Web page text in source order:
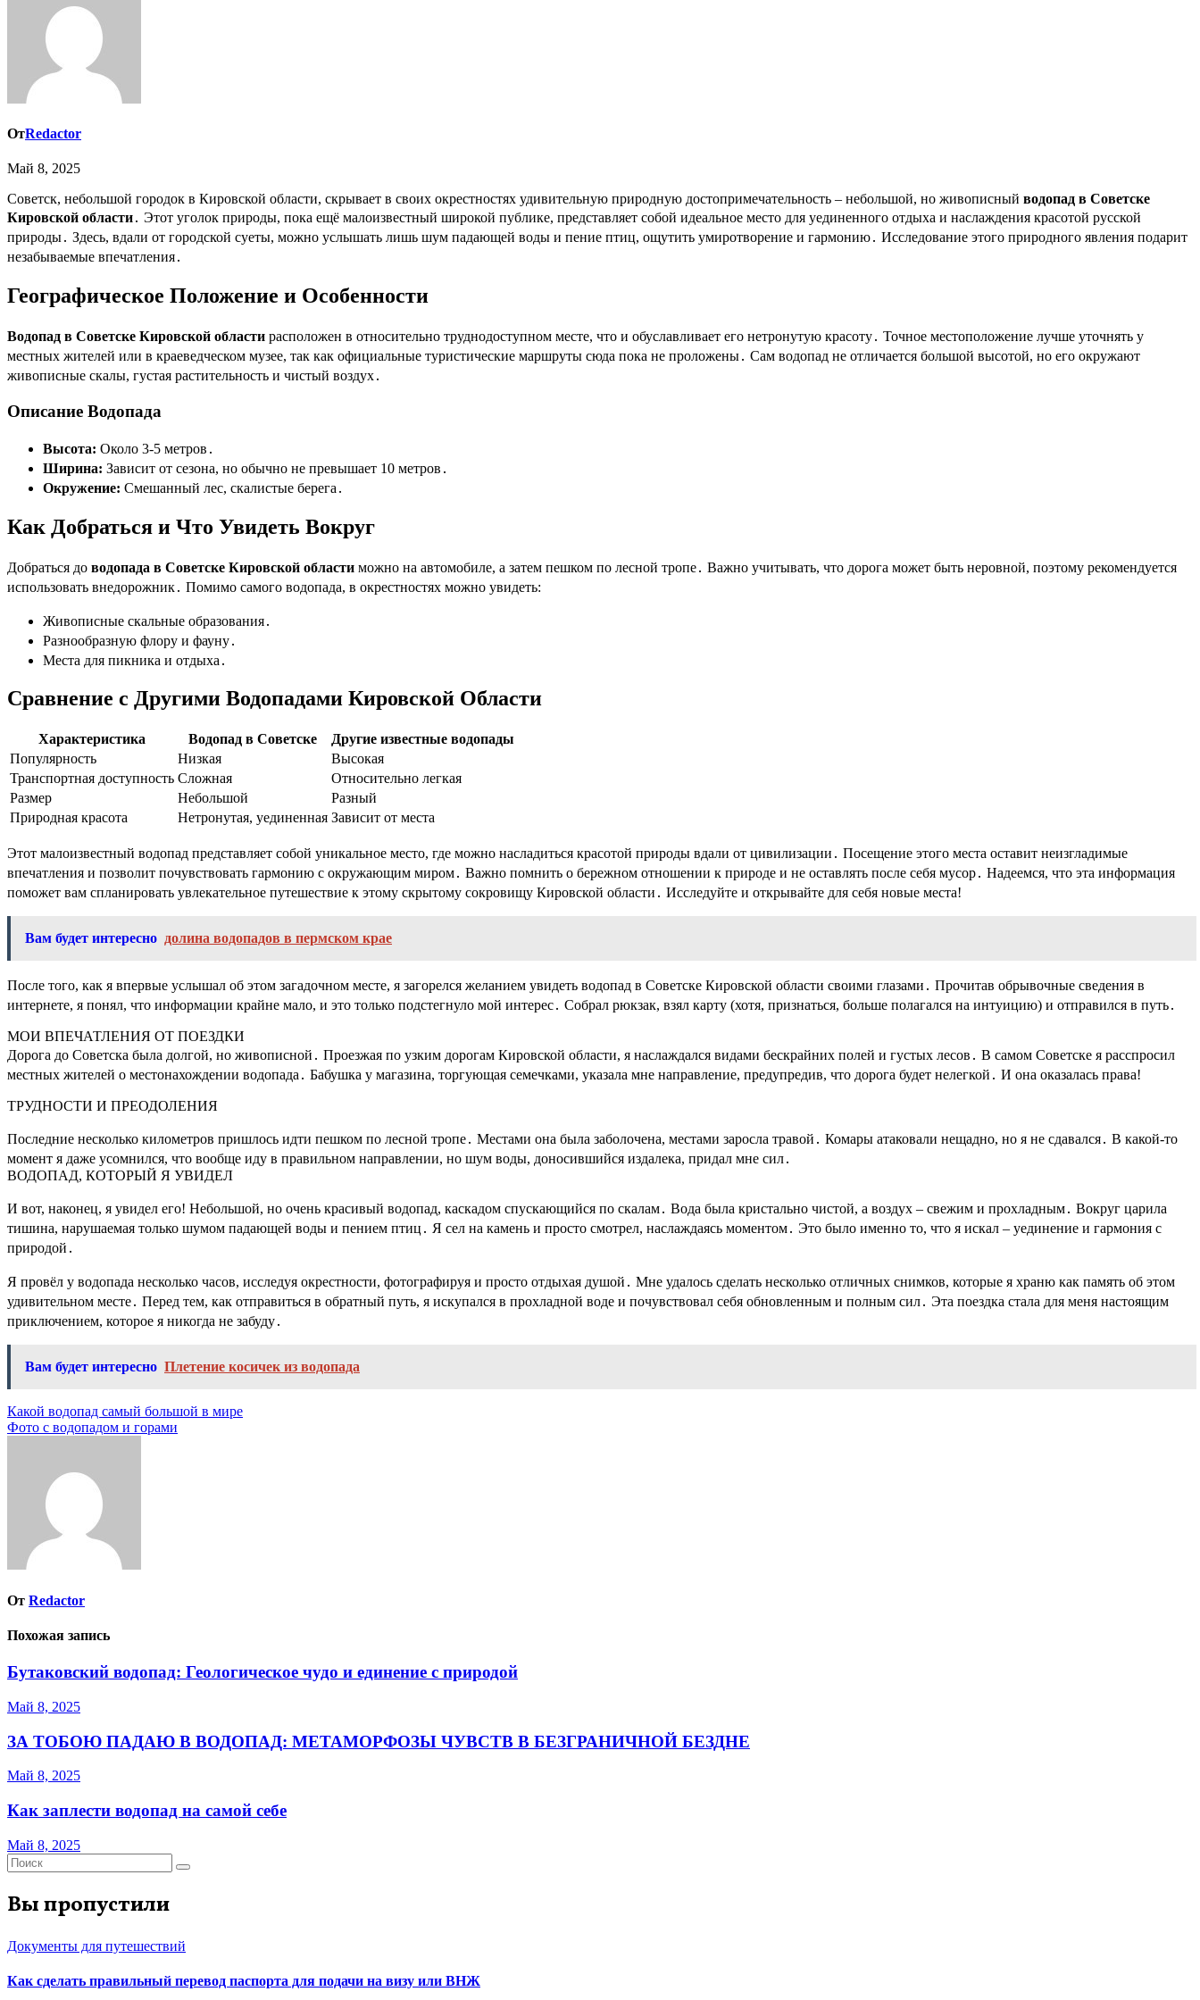
ОтRedactor
Май 8, 2025
Советск, небольшой городок в Кировской области, скрывает в своих окрестностях удивительную природную достопримечательность – небольшой, но живописный водопад в Советске
Кировской области․ Этот уголок природы, пока ещё малоизвестный широкой публике, представляет собой идеальное место для уединенного отдыха и наслаждения красотой русской
природы․ Здесь, вдали от городской суеты, можно услышать лишь шум падающей воды и пение птиц, ощутить умиротворение и гармонию․ Исследование этого природного явления подарит
незабываемые впечатления․
Географическое Положение и Особенности
Водопад в Советске Кировской области расположен в относительно труднодоступном месте, что и обуславливает его нетронутую красоту․ Точное местоположение лучше уточнять у
местных жителей или в краеведческом музее, так как официальные туристические маршруты сюда пока не проложены․ Сам водопад не отличается большой высотой, но его окружают
живописные скалы, густая растительность и чистый воздух․
Описание Водопада
Высота: Около 3-5 метров․
Ширина: Зависит от сезона, но обычно не превышает 10 метров․
Окружение: Смешанный лес, скалистые берега․
Как Добраться и Что Увидеть Вокруг
Добраться до водопада в Советске Кировской области можно на автомобиле, а затем пешком по лесной тропе․ Важно учитывать, что дорога может быть неровной, поэтому рекомендуется
использовать внедорожник․ Помимо самого водопада, в окрестностях можно увидеть:
Живописные скальные образования․
Разнообразную флору и фауну․
Места для пикника и отдыха․
Сравнение с Другими Водопадами Кировской Области
Характеристика Водопад в Советске
Другие известные водопады
Популярность
Низкая
Высокая
Транспортная доступность Сложная
Относительно легкая
Размер
Небольшой
Разный
Природная красота
Нетронутая, уединенная Зависит от места
Этот малоизвестный водопад представляет собой уникальное место, где можно насладиться красотой природы вдали от цивилизации․ Посещение этого места оставит неизгладимые
впечатления и позволит почувствовать гармонию с окружающим миром․ Важно помнить о бережном отношении к природе и не оставлять после себя мусор․ Надеемся, что эта информация
поможет вам спланировать увлекательное путешествие к этому скрытому сокровищу Кировской области․ Исследуйте и открывайте для себя новые места!
Вам будет интересно долина водопадов в пермском крае
После того, как я впервые услышал об этом загадочном месте, я загорелся желанием увидеть водопад в Советске Кировской области своими глазами․ Прочитав обрывочные сведения в
интернете, я понял, что информации крайне мало, и это только подстегнуло мой интерес․ Собрал рюкзак, взял карту (хотя, признаться, больше полагался на интуицию) и отправился в путь․
МОИ ВПЕЧАТЛЕНИЯ ОТ ПОЕЗДКИ
Дорога до Советска была долгой, но живописной․ Проезжая по узким дорогам Кировской области, я наслаждался видами бескрайних полей и густых лесов․ В самом Советске я расспросил
местных жителей о местонахождении водопада․ Бабушка у магазина, торгующая семечками, указала мне направление, предупредив, что дорога будет нелегкой․ И она оказалась права!
ТРУДНОСТИ И ПРЕОДОЛЕНИЯ
Последние несколько километров пришлось идти пешком по лесной тропе․ Местами она была заболочена, местами заросла травой․ Комары атаковали нещадно, но я не сдавался․ В какой-то
момент я даже усомнился, что вообще иду в правильном направлении, но шум воды, доносившийся издалека, придал мне сил․
ВОДОПАД, КОТОРЫЙ Я УВИДЕЛ
И вот, наконец, я увидел его! Небольшой, но очень красивый водопад, каскадом спускающийся по скалам․ Вода была кристально чистой, а воздух – свежим и прохладным․ Вокруг царила
тишина, нарушаемая только шумом падающей воды и пением птиц․ Я сел на камень и просто смотрел, наслаждаясь моментом․ Это было именно то, что я искал – уединение и гармония с
природой․
Я провёл у водопада несколько часов, исследуя окрестности, фотографируя и просто отдыхая душой․ Мне удалось сделать несколько отличных снимков, которые я храню как память об этом
удивительном месте․ Перед тем, как отправиться в обратный путь, я искупался в прохладной воде и почувствовал себя обновленным и полным сил․ Эта поездка стала для меня настоящим
приключением, которое я никогда не забуду․
Вам будет интересно Плетение косичек из водопада
Навигация
по
Какой водопад самый большой в мире
Фото с водопадом и горами
От Redactor
Похожая запись
Бутаковский водопад: Геологическое чудо и единение с природой
Май 8, 2025
ЗА ТОБОЮ ПАДАЮ В ВОДОПАД: МЕТАМОРФОЗЫ ЧУВСТВ В БЕЗГРАНИЧНОЙ БЕЗДНЕ
Май 8, 2025
Как заплести водопад на самой себе
Май 8, 2025
Вы пропустили
Документы для путешествий
Как сделать правильный перевод паспорта для подачи на визу или ВНЖ